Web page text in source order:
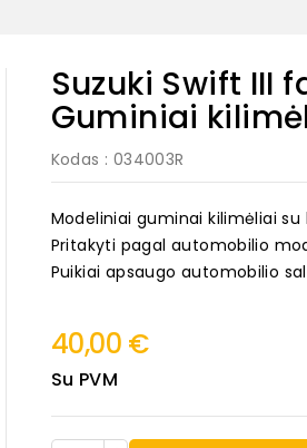
Suzuki Swift III
Guminiai
Kodas : 034003R
Modeliniai guminai kilimėliai su
Pritakyti pagal automobilio
Puikiai apsaugo automobilio
40,00 €
Su PVM